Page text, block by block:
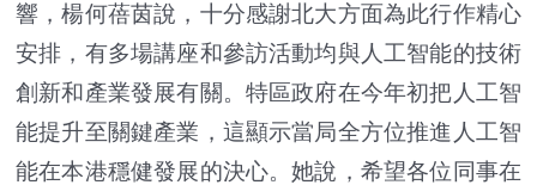
響，楊何蓓茵說，十分感謝北大方面為此行作精心
安排，有多場講座和參訪活動均與人工智能的技術
創新和產業發展有關。特區政府在今年初把人工智
能提升至關鍵產業，這顯示當局全方位推進人工智
能在本港穩健發展的決心。她說，希望各位同事在